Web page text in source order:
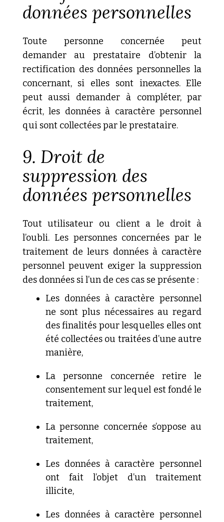
données personnelles
Toute personne concernée peut
demander au prestataire d’obtenir la
rectification des données personnelles la
concernant, si elles sont inexactes. Elle
peut aussi demander à compléter, par
écrit, les données à caractère personnel
qui sont collectées par le prestataire.
9. Droit de
suppression des
données personnelles
Tout utilisateur ou client a le droit à
l’oubli. Les personnes concernées par le
traitement de leurs données à caractère
personnel peuvent exiger la suppression
des données si l’un de ces cas se présente :
Les données à caractère personnel
ne sont plus nécessaires au regard
des finalités pour lesquelles elles ont
été collectées ou traitées d’une autre
manière,
Lapersonne concernée retire le
consentement sur lequel est fondé le
traitement,
Lapersonne concernée s’oppose au
traitement,
Les données à caractère personnel
ont fait l’objet d’untraitement
illicite,
Les données à caractère personnel